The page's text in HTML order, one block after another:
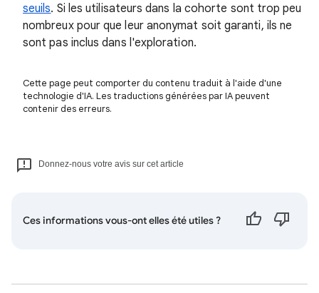
seuils. Si les utilisateurs dans la cohorte sont trop peu
nombreux pour que leur anonymat soit garanti, ils ne
sont pas inclus dans l'exploration.
Cette page peut comporter du contenu traduit à l'aide d'une
technologie d'IA. Les traductions générées par IA peuvent
contenir des erreurs.
Donnez-nous votre avis sur cet article
Ces informations vous-ont elles été utiles ?